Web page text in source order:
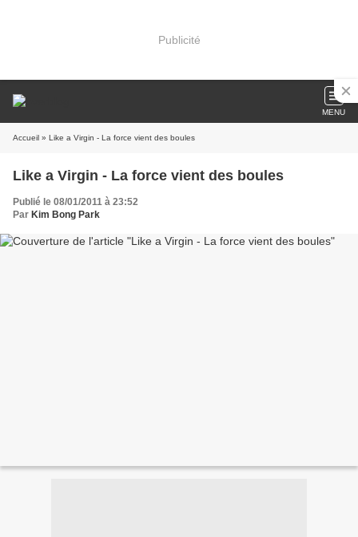
Publicité
MENU
Accueil » Like a Virgin - La force vient des boules
Like a Virgin - La force vient des boules
Publié le 08/01/2011 à 23:52
Par Kim Bong Park